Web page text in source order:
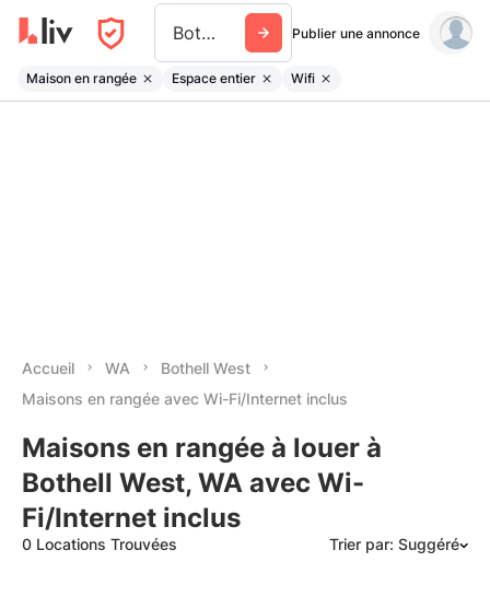
Bothell West Publier une annonce
Maison en rangée Espace entier Wifi
Accueil WA
Bothell West
Maisons en rangée avec Wi-Fi/Internet inclus
Maisons en rangée à louer à
Bothell West, WA avec Wi-
Fi/Internet inclus
0 Locations Trouvées Trier par: Suggéré